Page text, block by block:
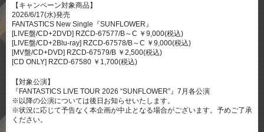
【キャンペーン対象商品】
2026/6/17(水)発売
FANTASTICS New Single『SUNFLOWER』
[LIVE盤/CD+2DVD] RZCD-67577/B～C ￥9,000(税込)
[LIVE盤/CD+2Blu-ray] RZCD-67578/B～C ￥9,000(税込)
[MV盤/CD+DVD] RZCD-67579/B ￥2,500(税込)
[CD ONLY] RZCD-67580 ￥1,700(税込)
【対象公演】
『FANTASTICS LIVE TOUR 2026 “SUNFLOWER”』7月各公演
※以降の公演については後日お知らせいたします。
※状況に応じて予告なく本企画が中止となる場合がございます。予めご了承
ください。